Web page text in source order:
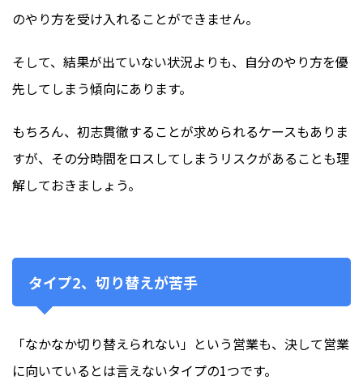
のやり方を受け入れることができません。
そして、結果が出ていない状況よりも、自分のやり方を優
先してしまう傾向にあります。
もちろん、初志貫徹することが求められるケースもありま
すが、その分時間をロスしてしまうリスクがあることも理
解しておきましょう。
タイプ2、切り替えが苦手
「なかなか切り替えられない」という営業も、決して営業
に向いているとは言えないタイプの1つです。